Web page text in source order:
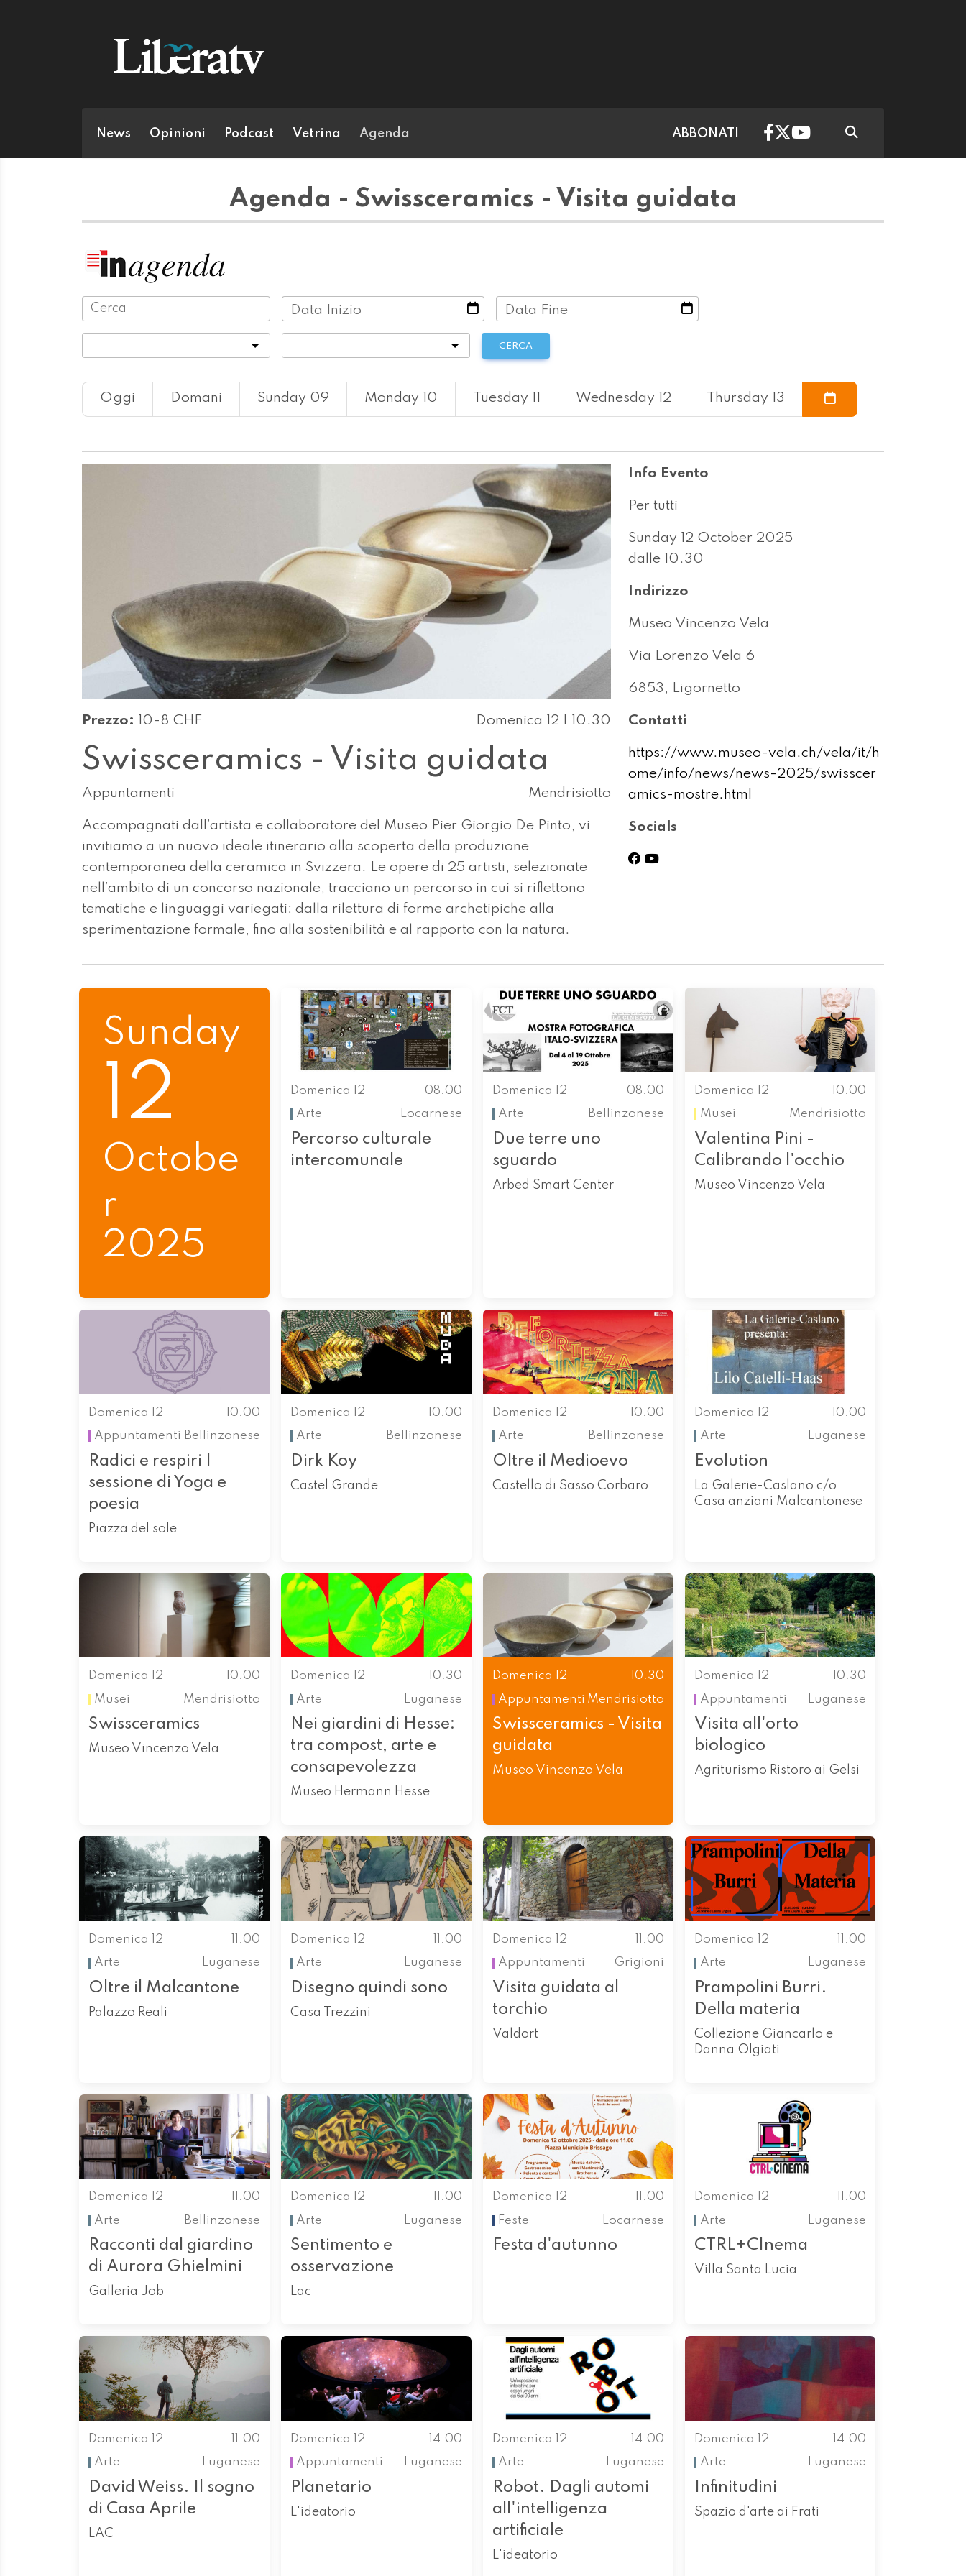
News Opinioni Podcast Vetrina Agenda ABBONATI
Agenda - Swissceramics - Visita guidata
Data Inizio Data Fine
CERCA
Oggi Domani Sunday 09 Monday 10 Tuesday 11 Wednesday 12 Thursday 13
Prezzo: 10-8 CHF Domenica 12 | 10.30
Swissceramics - Visita guidata
Appuntamenti Mendrisiotto
Accompagnati dall’artista e collaboratore del Museo Pier Giorgio De Pinto, vi
invitiamo a un nuovo ideale itinerario alla scoperta della produzione
contemporanea della ceramica in Svizzera. Le opere di 25 artisti, selezionate
nell’ambito di un concorso nazionale, tracciano un percorso in cui si riflettono
tematiche e linguaggi variegati: dalla rilettura di forme archetipiche alla
sperimentazione formale, fino alla sostenibilità e al rapporto con la natura.
Info Evento
Per tutti
Sunday 12 October 2025
dalle 10.30
Indirizzo
Museo Vincenzo Vela
Via Lorenzo Vela 6
6853, Ligornetto
Contatti
https://www.museo-vela.ch/vela/it/h
ome/info/news/news-2025/swisscer
amics-mostre.html
Socials
Sunday
12
Octobe
r
2025
Domenica 12
08.00
Arte
Locarnese
Percorso culturale
intercomunale
Domenica 12
08.00
Arte
Bellinzonese
Due terre uno
sguardo
Arbed Smart Center
Domenica 12
10.00
Musei
Mendrisiotto
Valentina Pini -
Calibrando l'occhio
Museo Vincenzo Vela
Domenica 12
10.00
Appuntamenti Bellinzonese
Radici e respiri |
sessione di Yoga e
poesia
Piazza del sole
Domenica 12
10.00
Arte
Bellinzonese
Dirk Koy
Castel Grande
Domenica 12
10.00
Arte
Bellinzonese
Oltre il Medioevo
Castello di Sasso Corbaro
Domenica 12
10.00
Arte
Luganese
Evolution
La Galerie-Caslano c/o
Casa anziani Malcantonese
Domenica 12
10.00
Musei
Mendrisiotto
Swissceramics
Museo Vincenzo Vela
Domenica 12
10.30
Arte
Luganese
Nei giardini di Hesse:
tra compost, arte e
consapevolezza
Museo Hermann Hesse
Domenica 12
10.30
Appuntamenti Mendrisiotto
Swissceramics - Visita
guidata
Museo Vincenzo Vela
Domenica 12
10.30
Appuntamenti
Luganese
Visita all'orto
biologico
Agriturismo Ristoro ai Gelsi
Domenica 12
11.00
Arte
Luganese
Oltre il Malcantone
Palazzo Reali
Domenica 12
11.00
Arte
Luganese
Disegno quindi sono
Casa Trezzini
Domenica 12
11.00
Appuntamenti
Grigioni
Visita guidata al
torchio
Valdort
Domenica 12
11.00
Arte
Luganese
Prampolini Burri.
Della materia
Collezione Giancarlo e
Danna Olgiati
Domenica 12
11.00
Arte
Bellinzonese
Racconti dal giardino
di Aurora Ghielmini
Galleria Job
Domenica 12
11.00
Arte
Luganese
Sentimento e
osservazione
Lac
Domenica 12
11.00
Feste
Locarnese
Festa d'autunno
Domenica 12
11.00
Arte
Luganese
CTRL+CInema
Villa Santa Lucia
Domenica 12
11.00
Arte
Luganese
David Weiss. Il sogno
di Casa Aprile
LAC
Domenica 12
14.00
Appuntamenti
Luganese
Planetario
L'ideatorio
Domenica 12
14.00
Arte
Luganese
Robot. Dagli automi
all'intelligenza
artificiale
L'ideatorio
Domenica 12
14.00
Arte
Luganese
Infinitudini
Spazio d'arte ai Frati